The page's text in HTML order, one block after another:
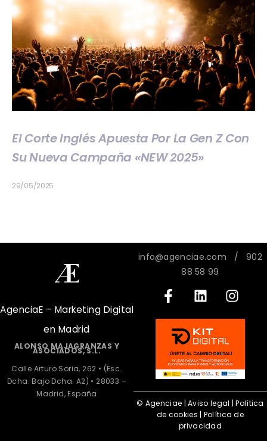
El Corte Inglés Apuesta Por La Gen Z Con
Su Nueva Campaña «NEW 2025»
29/05/2025
AgenciaE – Marketing Digital
en Madrid
ALONSO MAJAGRANZAS Y
ASOCIADOS, S.L.
Calle Arturo Soria, 262 • (Esc.
Dcha. Bajo Dcha. A2) • 28033 –
Madrid, España
info@agenciae.com / 902
88 58 99
© Agenciae | Aviso legal |Política
de cookies | Política de
privacidad